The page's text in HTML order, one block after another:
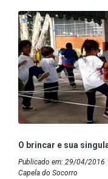
O brincar e sua
Publicado em: 29/04/2016
Capela do Socorro